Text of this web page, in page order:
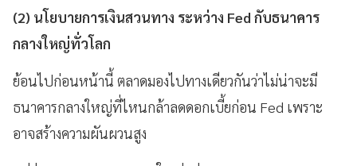
(2) นโยบายการเงินสวนทาง ระหว่าง Fed กับธนาคาร
กลางใหญ่ทั่วโลก
ย้อนไปก่อนหน้านี้ ตลาดมองไปทางเดียวกันว่าไม่น่าจะมี
ธนาคารกลางใหญ่ที่ไหนกล้าลดดอกเบี้ยก่อน Fed เพราะ
อาจสร้างความผันผวนสูง